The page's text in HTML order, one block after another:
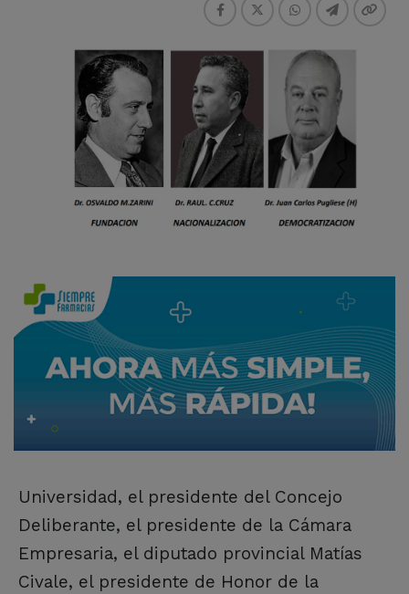
Universidad, el presidente del Concejo
Deliberante, el presidente de la Cámara
Empresaria, el diputado provincial Matías
Civale, el presidente de Honor de la